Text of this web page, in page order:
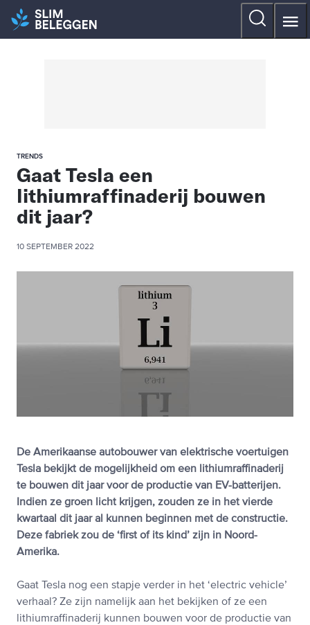
TRENDS
Gaat Tesla een
lithiumraffinaderij bouwen
dit jaar?
10 SEPTEMBER 2022
De Amerikaanse autobouwer van elektrische voertuigen
Tesla bekijkt de mogelijkheid om een lithiumraffinaderij
te bouwen dit jaar voor de productie van EV-batterijen.
Indien ze groen licht krijgen, zouden ze in het vierde
kwartaal dit jaar al kunnen beginnen met de constructie.
Deze fabriek zou de ‘first of its kind’ zijn in Noord-
Amerika.
Gaat Tesla nog een stapje verder in het ‘electric vehicle’
verhaal? Ze zijn namelijk aan het bekijken of ze een
lithiumraffinaderij kunnen bouwen voor de productie van